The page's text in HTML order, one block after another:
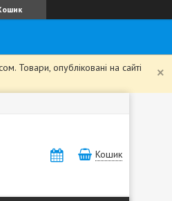
Товари, опубліковані на сайті
Кошик